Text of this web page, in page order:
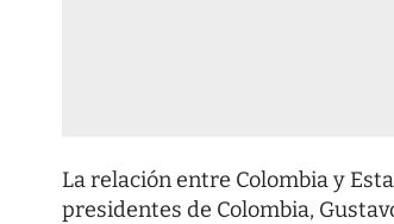
La relación entre Colombia y
presidentes de Colombia,